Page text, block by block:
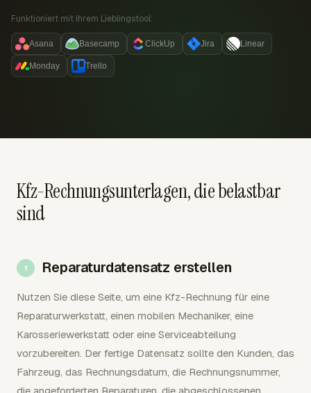
Funktioniert mit Ihrem Lieblingstool:
Asana Basecamp ClickUp Jira Linear
Monday Trello
Kfz-Rechnungsunterlagen, die belastbar
sind
Reparaturdatensatz erstellen
Nutzen Sie diese Seite, um eine Kfz-Rechnung für eine
Reparaturwerkstatt, einen mobilen Mechaniker, eine
Karosseriewerkstatt oder eine Serviceabteilung
vorzubereiten. Der fertige Datensatz sollte den Kunden, das
Fahrzeug, das Rechnungsdatum, die Rechnungsnummer,